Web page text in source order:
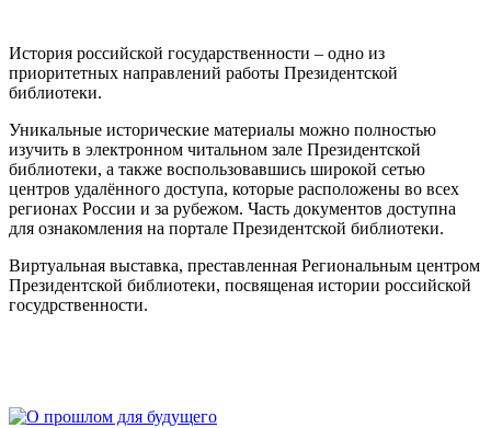
История российской государственности – одно из
приоритетных направлений работы Президентской
библиотеки.
Уникальные исторические материалы можно полностью
изучить в электронном читальном зале Президентской
библиотеки, а также воспользовавшись широкой сетью
центров удалённого доступа, которые расположены во всех
регионах России и за рубежом. Часть документов доступна
для ознакомления на портале Президентской библиотеки.
Виртуальная выставка, преставленная Региональным центром
Президентской библиотеки, посвященая истории российской
госудрственности.